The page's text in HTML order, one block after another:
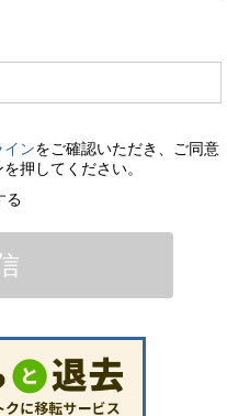
インをご確認いただき、ご同意
押してください。
る